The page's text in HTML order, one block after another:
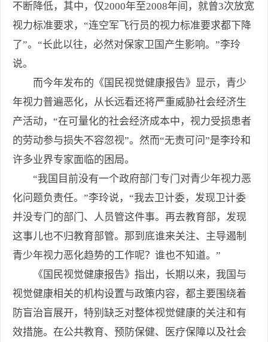
不断降低，其中，仅2000年至2008年间，就曾3次放宽
视力标准要求，“连空军飞行员的视力标准要求都下降
了”。“长此以往，必然对保家卫国产生影响。”李玲
说。
而今年发布的《国民视觉健康报告》显示，青少
年视力普遍恶化，从长远看还将严重威胁社会经济生
产活动，“在可量化的社会经济成本中，视力受损患者
的劳动参与损失不容忽视”。然而“无责可问”是李玲和
许多业界专家面临的困局。
“我国目前没有一个政府部门专门对青少年视力恶
化问题负责任。”李玲说，“我去卫计委，发现卫计委
并没专门的部门、人员管这件事。再去教育部，发现
这事儿也不归教育部管。那到底谁来关注、主导遏制
青少年视力恶化趋势的工作呢？谁也不知道。”
《国民视觉健康报告》指出，长期以来，我国与
视觉健康相关的机构设置与政策内容，都主要围绕着
防盲治盲展开，特别缺乏对整体视觉健康的关注和有
效措施。在公共教育、预防保健、医疗保障以及社会